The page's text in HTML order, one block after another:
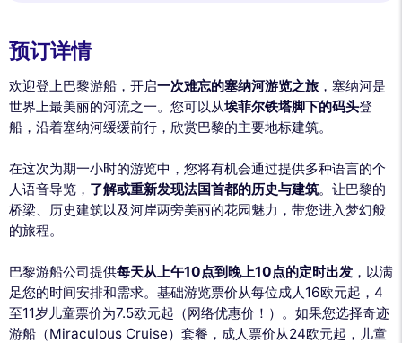
预订详情
欢迎登上巴黎游船，开启一次难忘的塞纳河游览之旅 ，塞纳河是
世界上最美丽的河流之一。您可以从埃菲尔铁塔脚下的码头登
船，沿着塞纳河缓缓前行，欣赏巴黎的主要地标建筑。
在这次为期一小时的游览中，您将有机会通过提供多种语言的个
人语音导览， 了解或重新发现法国首都的历史与建筑。让巴黎的
桥梁、历史建筑以及河岸两旁美丽的花园魅力，带您进入梦幻般
的旅程。
巴黎游船公司提供每天从上午10点到晚上10点的定时出发 ，以满
足您的时间安排和需求。基础游览票价从每位成人16欧元起，4
至11岁儿童票价为7.5欧元起（网络优惠价！）。如果您选择奇迹
游船（Miraculous Cruise）套餐，成人票价从24欧元起，儿童